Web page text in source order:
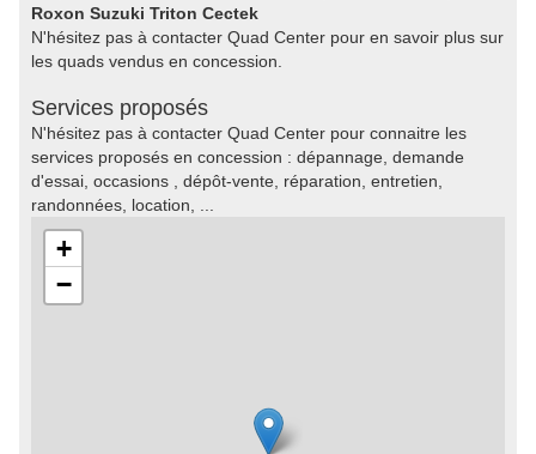
Roxon Suzuki Triton Cectek
N'hésitez pas à contacter Quad Center pour en savoir plus sur
les quads vendus en concession.
Services proposés
N'hésitez pas à contacter Quad Center pour connaitre les
services proposés en concession : dépannage, demande
d'essai, occasions , dépôt-vente, réparation, entretien,
randonnées, location, ...
+
−